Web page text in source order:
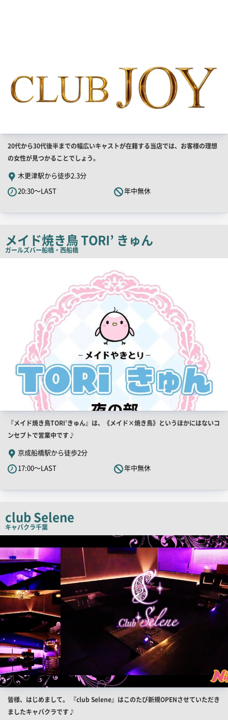
店
舗
PR
キ
ャ
ピ
ー
20代から30代後半までの幅広いキャストが在籍する当店では、お客様の理想
の女性が見つかることでしょう。
木更津駅から徒歩2.3分
20:30～LAST
年中無休
メイド焼き鳥 TORI’ きゅん
ガールズバー船橋・西船橋
店
店
舗
PR
キ
ャ
ピ
ー
『メイド焼き鳥TORI’きゅん』は、《メイド×焼き鳥》というほかにはないコ
ンセプトで営業中です♪
京成船橋駅から徒歩2分
17:00～LAST
年中無休
club Selene
キャバクラ千葉
店
舗
PR
画
店
舗
皆様、はじめまして。 『club Selene』はこのたび新規OPENさせていただき
ましたキャバクラです♪